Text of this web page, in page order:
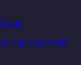
Hair Loss Foam